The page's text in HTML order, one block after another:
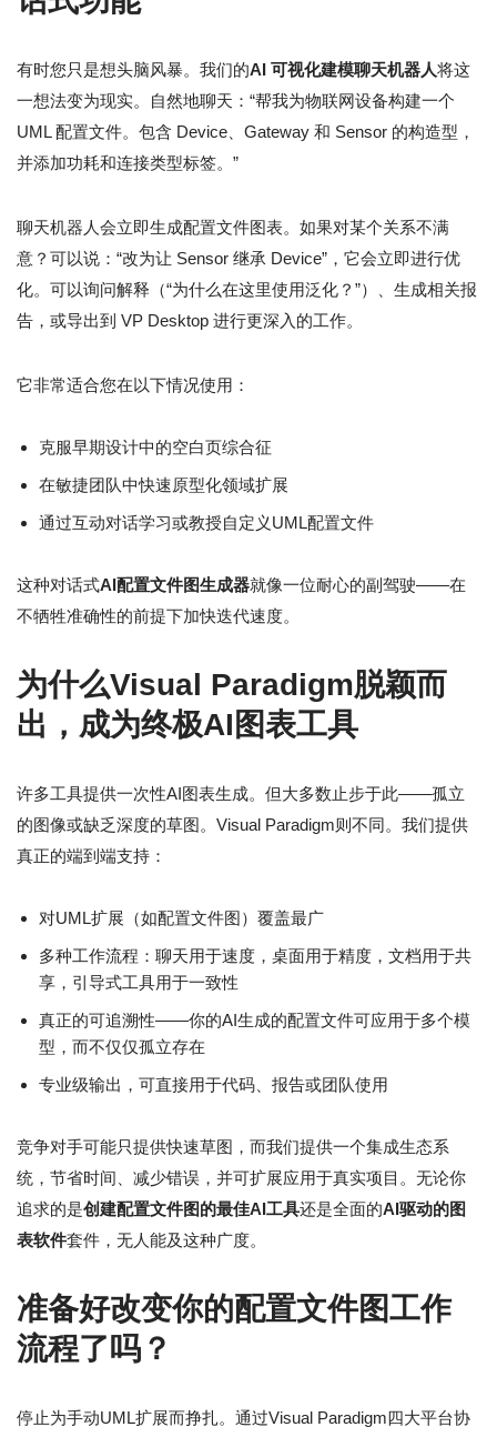
有时您只是想头脑风暴。我们的AI 可视化建模聊天机器人将这
一想法变为现实。自然地聊天：“帮我为物联网设备构建一个
UML 配置文件。包含 Device、Gateway 和 Sensor 的构造型，
并添加功耗和连接类型标签。”
聊天机器人会立即生成配置文件图表。如果对某个关系不满
意？可以说：“改为让 Sensor 继承 Device”，它会立即进行优
化。可以询问解释（“为什么在这里使用泛化？”）、生成相关报
告，或导出到 VP Desktop 进行更深入的工作。
它非常适合您在以下情况使用：
克服早期设计中的空白页综合征
在敏捷团队中快速原型化领域扩展
通过互动对话学习或教授自定义UML配置文件
这种对话式AI配置文件图生成器就像一位耐心的副驾驶——在
不牺牲准确性的前提下加快迭代速度。
为什么Visual Paradigm脱颖而
出，成为终极AI图表工具
许多工具提供一次性AI图表生成。但大多数止步于此——孤立
的图像或缺乏深度的草图。Visual Paradigm则不同。我们提供
真正的端到端支持：
对UML扩展（如配置文件图）覆盖最广
多种工作流程：聊天用于速度，桌面用于精度，文档用于共
享，引导式工具用于一致性
真正的可追溯性——你的AI生成的配置文件可应用于多个模
型，而不仅仅孤立存在
专业级输出，可直接用于代码、报告或团队使用
竞争对手可能只提供快速草图，而我们提供一个集成生态系
统，节省时间、减少错误，并可扩展应用于真实项目。无论你
追求的是创建配置文件图的最佳AI工具还是全面的AI驱动的图
表软件套件，无人能及这种广度。
准备好改变你的配置文件图工作
流程了吗？
停止为手动UML扩展而挣扎。通过Visual Paradigm四大平台协